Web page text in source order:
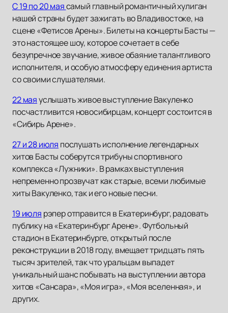
С 19 по 20 маясамый главный романтичный хулиган
нашей страны будет зажигать во Владивостоке, на
сцене «Фетисов Арены». Билеты на концерты Басты —
это настоящее шоу, которое сочетает в себе
безупречное звучание, живое обаяние талантливого
исполнителя, и особую атмосферу единения артиста
со своими слушателями.
22 маяуслышать живое выступление Вакуленко
посчастливится новосибирцам, концерт состоится в
«Сибирь Арене».
27 и 28 июля послушать исполнение легендарных
хитов Басты соберутся трибуны спортивного
комплекса «Лужники». В рамках выступления
непременно прозвучат как старые, всеми любимые
хиты Вакуленко, так и его новые песни.
19 июля рэпер отправится в Екатеринбург, радовать
публику на «Екатеринбург Арене». Футбольный
стадион в Екатеринбурге, открытый после
реконструкции в 2018 году, вмещает тридцать пять
тысяч зрителей, так что уральцам выпадет
уникальный шанс побывать на выступлении автора
хитов «Сансара», «Моя игра», «Моя вселенная», и
других.